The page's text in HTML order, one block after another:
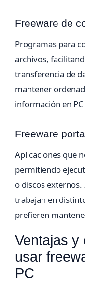
Freeware de
Programas para
archivos,
transferencia de
mantener
información en
Freeware
Aplicaciones que
permitiendo
o discos
trabajan en
prefieren
Ventajas y
usar
PC